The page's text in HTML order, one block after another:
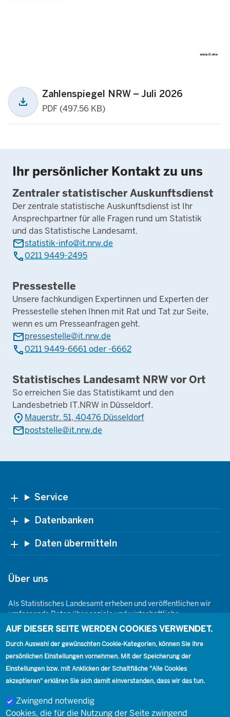
download
Zahlenspiegel NRW – Juli 2026
PDF (497.56 KB)
Ihr persönlicher Kontakt zu uns
Zentraler statistischer Auskunftsdienst
Der zentrale statistische Auskunftsdienst ist Ihr
Ansprechpartner für alle Fragen rund um Statistik
und das Statistische Landesamt.
mailstatistik-info@it.nrw.de
phone0211 9449-2495
Pressestelle
Unsere fachkundigen Expertinnen und Experten der
Pressestelle stehen Ihnen mit Rat und Tat zur Seite,
wenn es um Presseanfragen geht.
mailpressestelle@it.nrw.de
phone0211 9449-6661 oder -6662
Statistisches Landesamt NRW vor Ort
So erreichen Sie das Statistikamt und den
Landesbetrieb IT.NRW in Düsseldorf.
place Mauerstr. 51, 40476 Düsseldorf
mailpoststelle@it.nrw.de
Footer Service
Datenbanken
Daten übermitteln
Über uns
Als Statistisches Landesamt erheben und veröffentlichen wir
umfassende Daten über soziale und wirtschaftliche
Gegebenheiten. Dabei sind wir den Grundsätzen der Neutralität,
Objektivität, wissenschaftlichen Unabhängigkeit und der
statistischen Geheimhaltung verpflichtet.
Footer
Kontakt
Kontakt Presse Karriere
AUF DIESER SEITE WERDEN COOKIES VERWENDET.
Durch Auswahl der gewünschten Cookie-Kategorien, können Sie ihre
persönlichen Einstellungen vornehmen. Mit der Speicherung der
Einstellungen bzw. mit Anklicken der Schaltfläche "Alle Cookies
akzeptieren" erklären Sie sich damit einverstanden, dass wir das tun.
Zwingend notwendig
Cookies, die für die Nutzung der Seite zwingend